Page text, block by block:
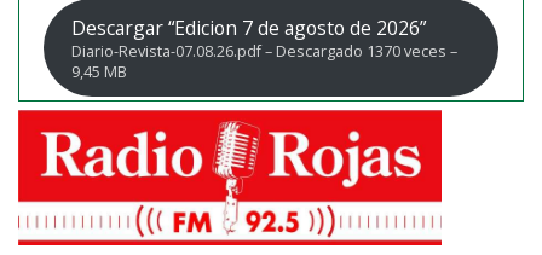
Descargar “Edicion 7 de agosto de 2026”
Diario-Revista-07.08.26.pdf – Descargado 1370 veces –
9,45 MB